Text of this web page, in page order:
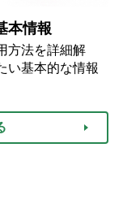
本情報
方法を詳細解
い基本的な情報